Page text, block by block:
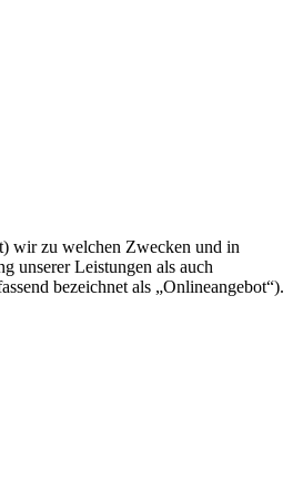
wir zu welchen Zwecken und in
unserer Leistungen als auch
bezeichnet als „Onlineangebot“).